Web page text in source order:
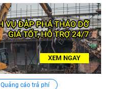
Quảng cáo trả phí